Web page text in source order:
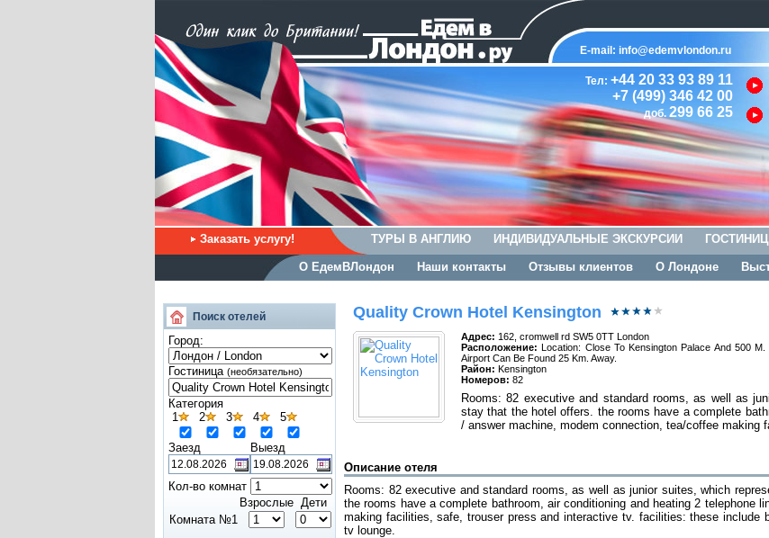
E-mail: info@edemvlondon.ru
Тел: +44 20 33 93 89 11
+7 (499) 346 42 00
доб. 299 66 25
Заказать услугу! ТУРЫ В АНГЛИЮ ИНДИВИДУАЛЬНЫЕ ЭКСКУРСИИ
О ЕдемВЛондон Наши контакты Отзывы клиентов О Лондоне
Поиск отелей
Город:
Гостиница (необязательно)
Категория
1
2 3 4 5
Заезд Выезд
Кол-во комнат
Взрослые Дети
Комната №1
Quality Crown Hotel Kensington
Адрес: 162, cromwell rd SW5 0TT London
Расположение: Location: Close To Kensington Palace And 500
Airport Can Be Found 25 Km. Away.
Район: Kensington
Номеров: 82
Rooms: 82 executive and standard rooms, as well as
stay that the hotel offers. the rooms have a complete
/ answer machine, modem connection, tea/coffee
Описание отеля
Rooms: 82 executive and standard rooms, as well as junior suites, which
the rooms have a complete bathroom, air conditioning and heating 2 telephone
making facilities, safe, trouser press and interactive tv. facilities: these include
tv lounge.